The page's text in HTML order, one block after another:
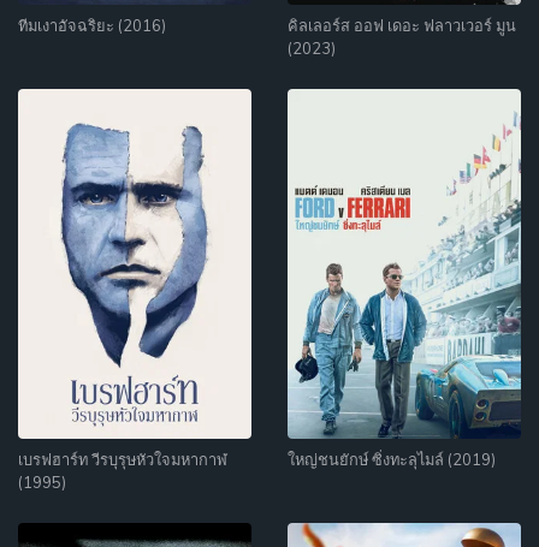
ทีมเงาอัจฉริยะ (2016)
คิลเลอร์ส ออฟ เดอะ ฟลาวเวอร์ มูน
(2023)
เบรฟฮาร์ท วีรบุรุษหัวใจมหากาฬ
(1995)
ใหญ่ชนยักษ์ ซิ่งทะลุไมล์ (2019)